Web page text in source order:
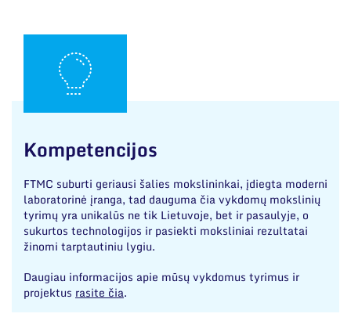
Kompetencijos
FTMC suburti geriausi šalies mokslininkai, įdiegta moderni
laboratorinė įranga, tad dauguma čia vykdomų mokslinių
tyrimų yra unikalūs ne tik Lietuvoje, bet ir pasaulyje, o
sukurtos technologijos ir pasiekti moksliniai rezultatai
žinomi tarptautiniu lygiu.
Daugiau informacijos apie mūsų vykdomus tyrimus ir
projektus rasite čia.